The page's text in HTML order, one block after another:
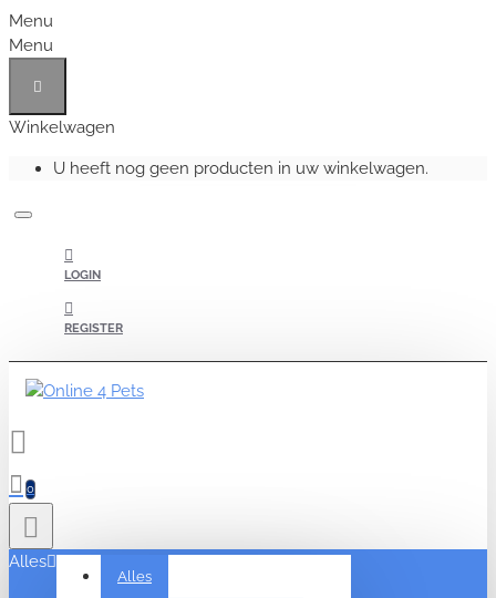
Menu
Menu
Winkelwagen
U heeft nog geen producten in uw winkelwagen.
LOGIN
REGISTER
0
Alles
Alles